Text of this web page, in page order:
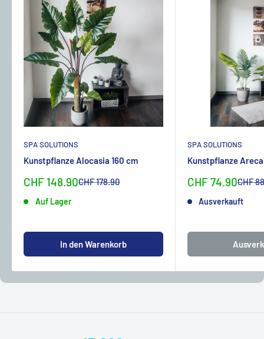
SPA SOLUTIONS
Kunstpflanze Alocasia 160 cm
Sonderpreis
CHF 148.90Normalpreis
CHF 178.90
Auf Lager
In den Warenkorb
SPA SOLUTIONS
Kunstpflanze Areca
Sonderpreis
CHF 74.90CHF
Ausverkauft